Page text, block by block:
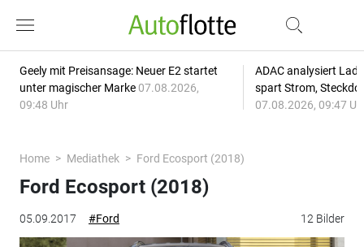
Geely mit Preisansage: Neuer E2 startet
unter magischer Marke 07.08.2026,
09:48 Uhr
ADAC analysiert
spart Strom,
07.08.2026, 09:47
Home Mediathek Ford Ecosport (2018)
05.09.2017 #Ford 12 Bilder
Ford Ecosport (2018)